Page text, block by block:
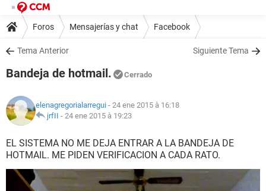
Foros Mensajerías y chat Facebook
Tema Anterior Siguiente Tema
Bandeja de hotmail. Cerrado
elenagregorialarregui - 24 ene 2015 à 16:18
jrfII - 24 ene 2015 à 19:23
EL SISTEMA NO ME DEJA ENTRAR A LA BANDEJA DE
HOTMAIL. ME PIDEN VERIFICACION A CADA RATO.